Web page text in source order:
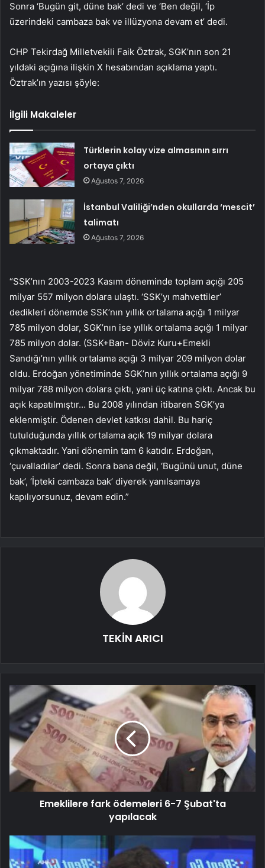
Sonra ‘Bugün git, düne bak’ dedi ve ‘Ben değil, ‘İp
üzerindeki cambaza bak ve illüzyona devam et’ dedi.
CHP Tekirdağ Milletvekili Faik Öztrak, SGK’nın son 21
yıldaki açığına ilişkin X hesabından açıklama yaptı.
Öztrak’ın yazısı şöyle:
İlgili Makaleler
Türklerin kolay vize almasının sırrı
ortaya çıktı
Ağustos 7, 2026
İstanbul Valiliği’nden okullarda ‘mescit’
talimatı
Ağustos 7, 2026
“SSK’nın 2003-2023 Kasım döneminde toplam açığı 205
milyar 557 milyon dolara ulaştı. ‘SSK’yı mahvettiler’
dedikleri dönemde SSK’nın yıllık ortalama açığı 1 milyar
785 milyon dolar, SGK’nın ise yıllık ortalama açığı 1 milyar
785 milyon dolar. (SSK+Ban- Döviz Kuru+Emekli
Sandığı’nın yıllık ortalama açığı 3 milyar 209 milyon dolar
oldu. Erdoğan yönetiminde SGK’nın yıllık ortalama açığı 9
milyar 788 milyon dolara çıktı, yani üç katına çıktı. Ancak bu
açık kapatılmıştır… Bu 2008 yılından itibaren SGK’ya
eklenmiştir. Ödenen devlet katkısı dahil. Bu hariç
tutulduğunda yıllık ortalama açık 19 milyar dolara
çıkmaktadır. Yani dönemin tam 6 katıdır. Erdoğan,
‘çuvalladılar’ dedi. Sonra bana değil, ‘Bugünü unut, düne
bak’, ‘İpteki cambaza bak’ diyerek yanılsamaya
kapılıyorsunuz, devam edin.”
TEKİN ARICI
Emeklilere fark ödemeleri 6-7 Şubat'ta
yapılacak